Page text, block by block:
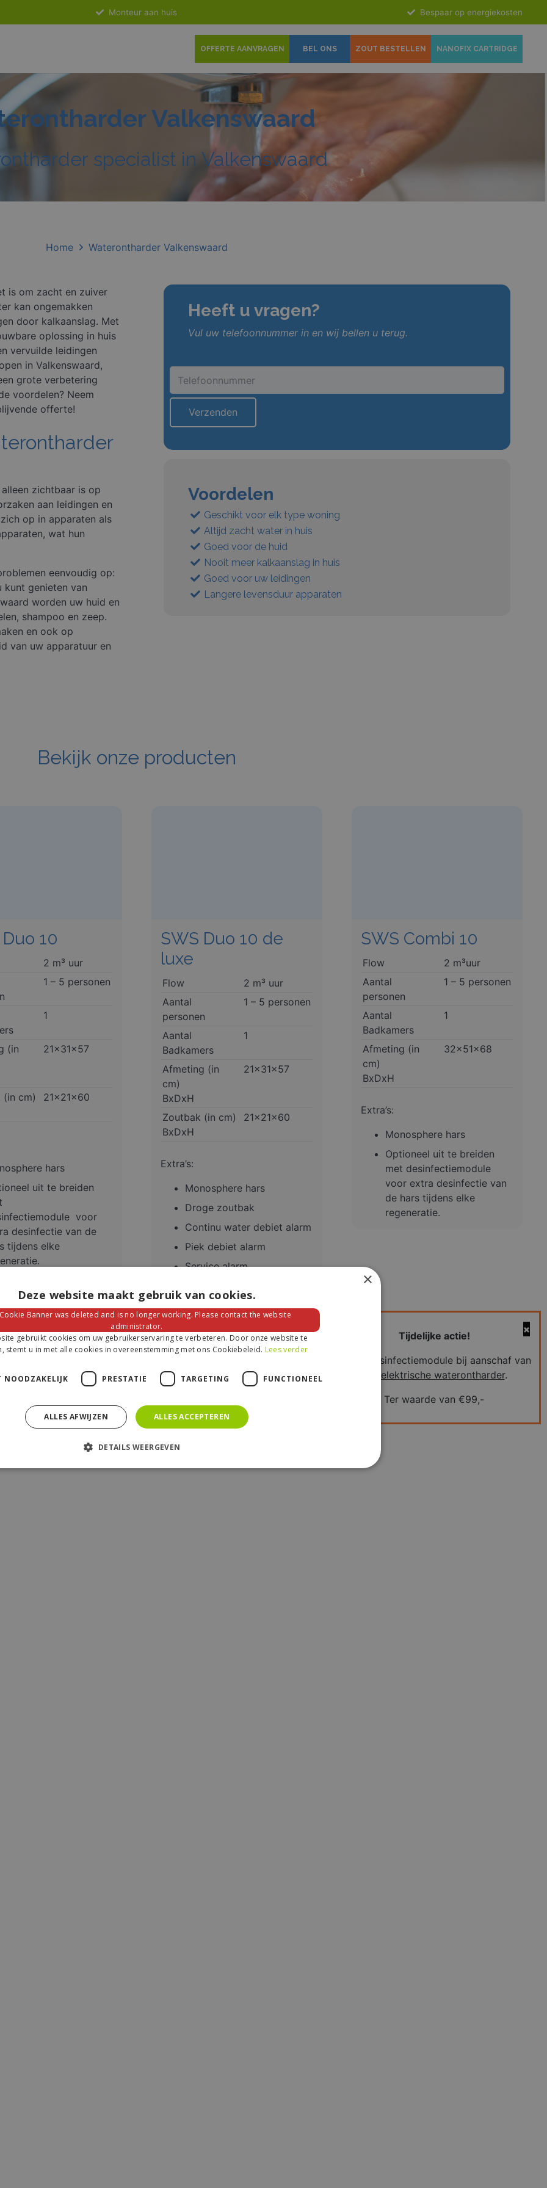
Monteur aan huis Bespaar op energiekosten
OFFERTE AANVRAGEN BEL ONS ZOUT BESTELLEN NANOFIX CARTRIDGE
Valkenswaard
specialist in Valkenswaard
Home Waterontharder Valkenswaard
is om zacht en zuiver
kan ongemakken
door kalkaanslag. Met
oplossing in huis
vervuilde leidingen
in Valkenswaard,
grote verbetering
voordelen? Neem
offerte!
zichtbaar is op
aan leidingen en
op in apparaten als
wat hun
eenvoudig op:
genieten van
worden uw huid en
shampoo en zeep.
en ook op
van uw apparatuur en
Heeft u vragen?
Vul uw telefoonnummer in en wij bellen u terug.
Voordelen
Geschikt voor elk type woning
Altijd zacht water in huis
Goed voor de huid
Nooit meer kalkaanslag in huis
Goed voor uw leidingen
Langere levensduur apparaten
Bekijk onze producten
10
2 m³ uur
1 – 5 personen
1
(in
21x31x57
(in cm)
21x21x60
hars
uit te breiden
voor
desinfectie van de
tijdens elke
SWS Duo 10 de
luxe
Flow
2 m³ uur
Aantal
personen
1 – 5 personen
Aantal
Badkamers
1
Afmeting (in
cm)
BxDxH
21x31x57
Zoutbak (in cm)
BxDxH
21x21x60
Extra’s:
Monosphere hars
Droge zoutbak
Continu water debiet alarm
Piek debiet alarm
Service alarm
met desinfectiemodule
voor extra desinfectie van
de hars tijdens elke
regeneratie.
SWS Combi 10
Flow
2 m³uur
Aantal
personen
1 – 5 personen
Aantal
Badkamers
1
Afmeting (in
cm)
BxDxH
32x51x68
Extra’s:
Monosphere hars
Optioneel uit te breiden
met desinfectiemodule
voor extra desinfectie van
de hars tijdens elke
regeneratie.
Tijdelijke actie!
Gratis desinfectiemodule bij aanschaf van
elektrische waterontharder.
Ter waarde van €99,-
×
Deze website maakt gebruik van cookies.
Banner was deleted and is no longer working. Please contact the website
administrator.
gebruikt cookies om uw gebruikerservaring te verbeteren. Door onze website te
stemt u in met alle cookies in overeenstemming met ons Cookiebeleid. Lees verder
NOODZAKELIJK PRESTATIE TARGETING FUNCTIONEEL
ALLES ACCEPTEREN
ALLES AFWIJZEN
DETAILS WEERGEVEN